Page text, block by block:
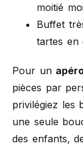
moitié
Buffet
tartes en
Pour un
pièces par
privilégiez les
une seule
des enfants,